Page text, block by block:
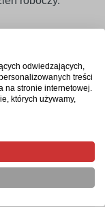
otworów
firmy?
bezpośrednio
odwiedzających,
treści
na stronie internetowej.
których używamy,